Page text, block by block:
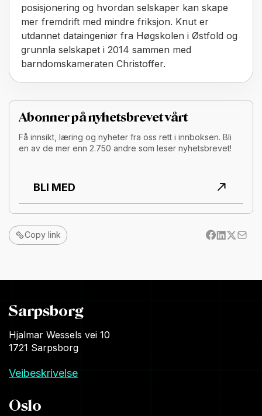
posisjonering og hvordan selskaper kan skape
mer fremdrift med mindre friksjon. Knut er
utdannet dataingeniør fra Høgskolen i Østfold og
grunnla selskapet i 2014 sammen med
barndomskameraten Christoffer.
Abonner på nyhetsbrevet vårt
Få innsikt, læring og nyheter fra oss rett i innboksen. Bli
en av de mer enn 2.750 andre som leser nyhetsbrevet!
BLI MED
Copy link
Sarpsborg
Hjalmar Wessels vei 10
1721 Sarpsborg
Veibeskrivelse
Oslo